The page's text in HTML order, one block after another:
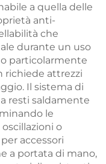
a quella delle
anti-
che
durante un uso
particolarmente
richiede attrezzi
Il sistema di
resti saldamente
le
o
accessori
a portata di mano,